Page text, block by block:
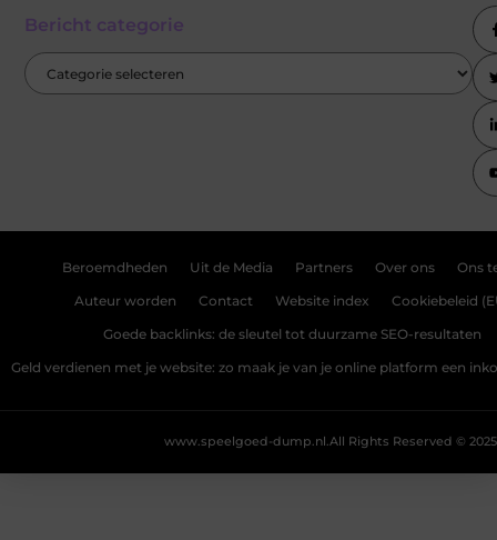
Bericht categorie
Beroemdheden Uit de Media Partners Over ons Ons
Auteur worden Contact Website index Cookiebeleid
Goede backlinks: de sleutel tot duurzame SEO-resultaten
Geld verdienen met je website: zo maak je van je online platform een
All Rights Reserved © 2025
www.speelgoed-dump.nl.